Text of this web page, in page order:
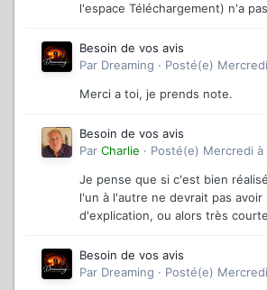
l'espace Téléchargement) n'a
Besoin de vos avis
Par Dreaming · Posté(e)
Merci a toi, je prends note.
Besoin de vos avis
Par Charlie · Posté(e) Mercredi à
Je pense que si c'est bien
l'un à l'autre ne devrait pas avoir
d'explication, ou alors très
Besoin de vos avis
Par Dreaming · Posté(e)